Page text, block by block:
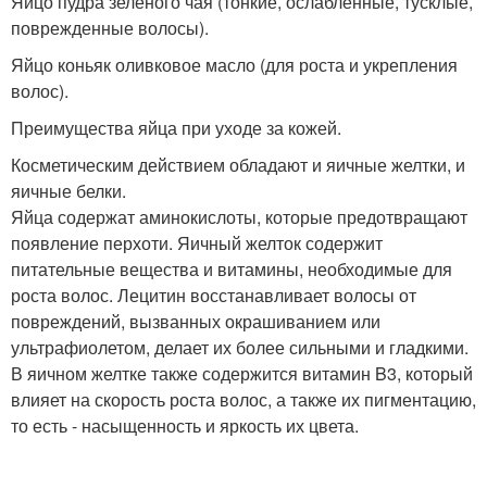
поврежденные волосы).
Яйцо коньяк оливковое масло (для роста и укрепления
волос).
Преимущества яйца при уходе за кожей.
Косметическим действием обладают и яичные желтки, и
яичные белки.
Яйца содержат аминокислоты, которые предотвращают
появление перхоти. Яичный желток содержит
питательные вещества и витамины, необходимые для
роста волос. Лецитин восстанавливает волосы от
повреждений, вызванных окрашиванием или
ультрафиолетом, делает их более сильными и гладкими.
В яичном желтке также содержится витамин B3, который
влияет на скорость роста волос, а также их пигментацию,
то есть - насыщенность и яркость их цвета.